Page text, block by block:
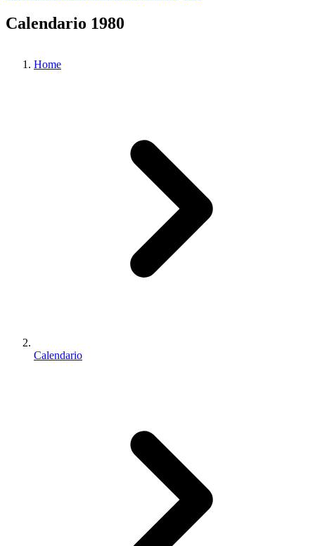
Calendario 1980
Home
Calendario